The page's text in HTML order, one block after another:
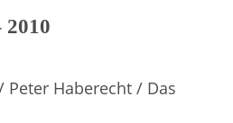
Peter Haberecht / Das